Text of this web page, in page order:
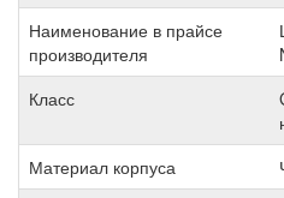
Наименование в прайсе
производителя
Класс
Материал корпуса